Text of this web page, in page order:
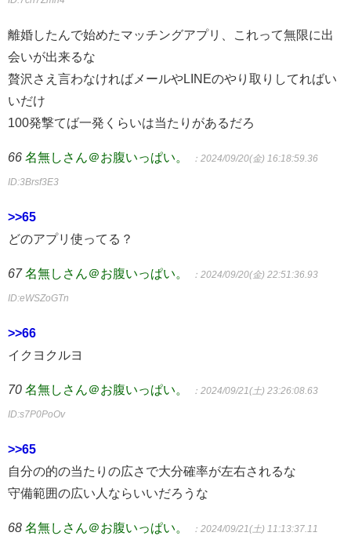
離婚したんで始めたマッチングアプリ、これって無限に出
会いが出来るな
贅沢さえ言わなければメールやLINEのやり取りしてればい
いだけ
100発撃てば一発くらいは当たりがあるだろ
66 名無しさん＠お腹いっぱい。 ：2024/09/20(金) 16:18:59.36
ID:3Brsf3E3
>>65
どのアプリ使ってる？
67 名無しさん＠お腹いっぱい。 ：2024/09/20(金) 22:51:36.93
ID:eWSZoGTn
>>66
イクヨクルヨ
70 名無しさん＠お腹いっぱい。 ：2024/09/21(土) 23:26:08.63
ID:s7P0PoOv
>>65
自分の的の当たりの広さで大分確率が左右されるな
守備範囲の広い人ならいいだろうな
68 名無しさん＠お腹いっぱい。 ：2024/09/21(土) 11:13:37.11